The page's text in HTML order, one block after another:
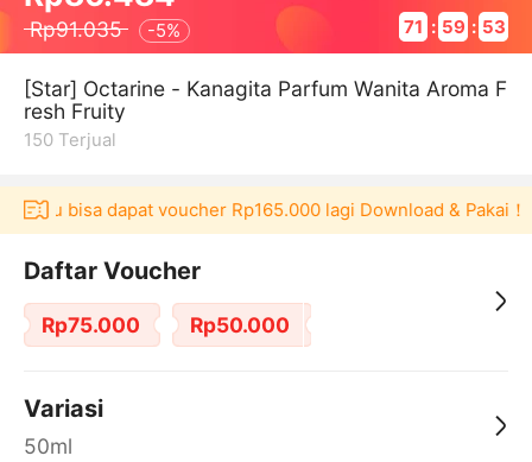
Rp91.035 -5% 71 : 59 : 53
[Star] Octarine - Kanagita Parfum Wanita Aroma F
resh Fruity
150 Terjual
bisa dapat voucher Rp165.000 lagi Download & Pakai！
Daftar Voucher
Rp75.000 Rp50.000
Variasi
50ml